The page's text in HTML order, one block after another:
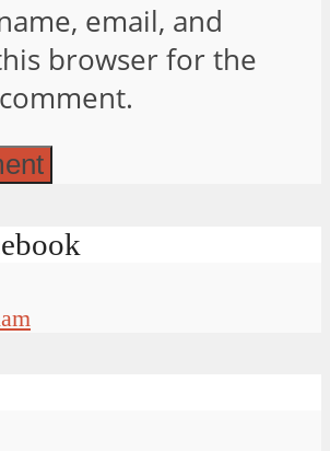
email, and
browser for the